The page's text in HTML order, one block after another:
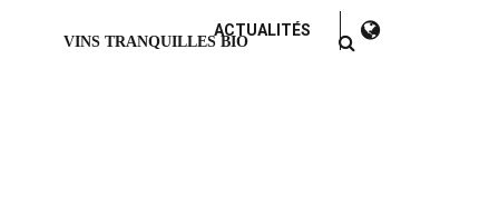
ACTUALITÉS
VINS TRANQUILLES BIO